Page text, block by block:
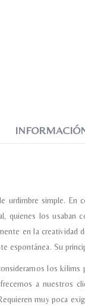
urdimbre simple. En
quienes los
en la
espontánea. Su
los kilims
a nuestros
muy poca